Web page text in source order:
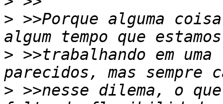
> >>Porque alguma
> >>trabalhando em
> >>nesse dilema, o